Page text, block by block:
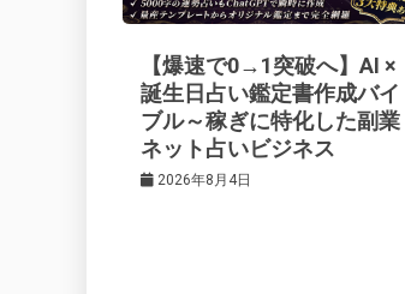
ー
シ
ョ
【爆速で0→1突破へ】AI ×
誕生日占い鑑定書作成バイ
ブル～稼ぎに特化した副業
ネット占いビジネス
2026年8月4日